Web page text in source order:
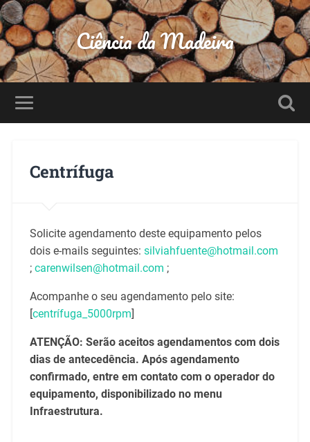
Ciência da Madeira
Centrífuga
Solicite agendamento deste equipamento pelos
dois e-mails seguintes: silviahfuente@hotmail.com
; carenwilsen@hotmail.com ;
Acompanhe o seu agendamento pelo site:
[centrífuga_5000rpm]
ATENÇÃO: Serão aceitos agendamentos com dois
dias de antecedência. Após agendamento
confirmado, entre em contato com o operador do
equipamento, disponibilizado no menu
Infraestrutura.